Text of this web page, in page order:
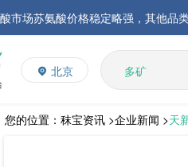
场行情走弱；小苏打和乳清粉市场
意发布2026年上半年业绩
发布2026年第二季度财务报告
会社发布截至2026年6月30日前3个
公布2026财年第一季度业绩
北京
L-赖氨酸硫
多维
多矿
维生素
饲料添加剂
您的位置： 秣宝资讯 >企业新闻 >天